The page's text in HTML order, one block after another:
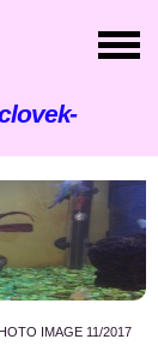
IMAGE 11/2017